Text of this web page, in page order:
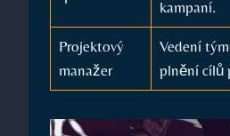
kampaní.
Projektový
⁤manažer
Vedení​
plnění cílů